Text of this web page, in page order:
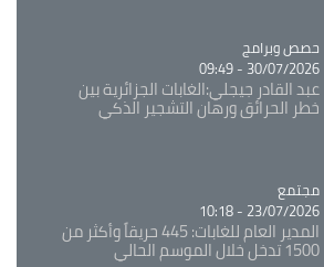
Catégorie
حصص وبرامج
30/07/2026 - 09:49
عبد القادر جيجلي:الغابات الجزائرية بين
خطر الحرائق ورهان التشجير الذكي
Catégorie
مجتمع
23/07/2026 - 10:18
المدير العام للغابات: 445 حريقاً وأكثر من
1500 تدخل خلال الموسم الحالي